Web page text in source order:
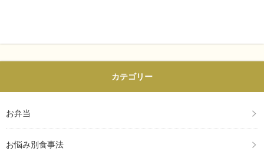
カテゴリー
お弁当
お悩み別食事法